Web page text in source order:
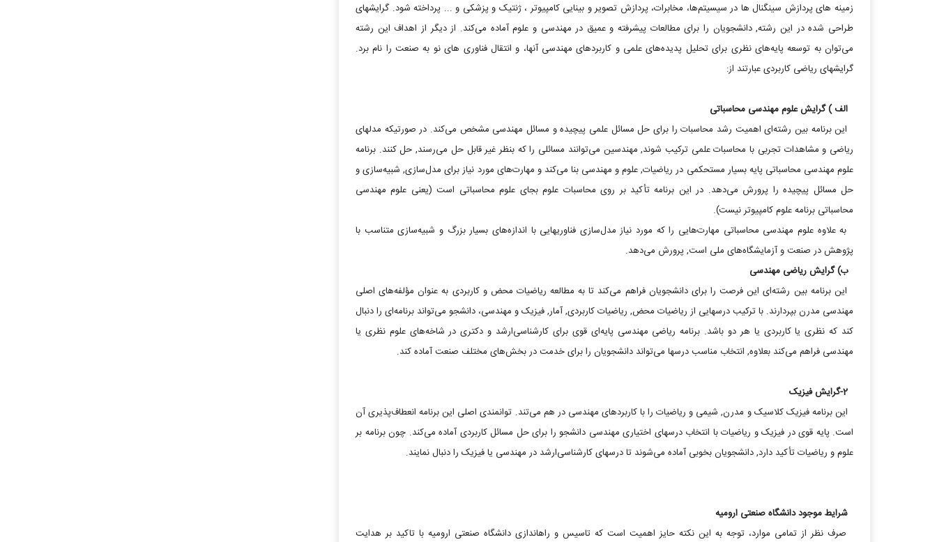
زمینه های پردازش سینگنال ها در سیسیتم‌ها، مخابرات،‌ پردازش تصویر و بینایی کامپیوتر ، ‌ژنتیک و پزشکی و ... پرداخته شود. گرایشهای
طراحی شده در این رشته, دانشجویان را برای مطالعات پیشرفته و عمیق در مهندسی و علوم آماده می‌کند. از دیگر از اهداف این رشته
می‌توان به توسعه پایه‌های نظری برای تحلیل پدیده‌های علمی و کاربردهای مهندسی آنها، و انتقال فناوری های نو به صنعت را نام برد.
گرایشهای ریاضی کاربردی عبارتند از:
الف ) گرایش علوم مهندسی محاسباتی
این برنامه بین رشته‌ای اهمیت رشد محاسبات را برای حل مسائل علمی پیچیده و مسائل مهندسی مشخص می‌کند. در صورتیکه مدلهای
ریاضی و مشاهدات تجربی با محاسبات علمی ترکیب شوند, مهندسین می‌توانند مسائلی را که بنظر غیر قابل حل می‌رسند, حل کنند. برنامه
علوم مهندسی محاسباتی پایه بسیار مستحکمی در ریاضیات, علوم و مهندسی بنا می‌کند و مهارت‌های مورد نیاز برای مدل‌سازی, شبیه‌سازی و
حل مسائل پیچیده را پرورش می‌دهد. در این برنامه تأکید بر روی محاسبات علوم بجای علوم محاسباتی است (یعنی علوم مهندسی
محاسباتی برنامه علوم کامپیوتر نیست).
به علاوه علوم مهندسی محاسباتی مهارت‌هایی را که مورد نیاز مدل‌سازی فناوریهایی با اندازه‌های بسیار بزرگ و شبیه‌سازی متناسب با
پژوهش در صنعت و آزمایشگاه‌های ملی است, پرورش می‌دهد.
ب) گرایش ریاضی مهندسی
این برنامه بین رشته‌ای این فرصت را برای دانشجویان فراهم می‌کند تا به مطالعه ریاضیات محض و کاربردی به عنوان مؤلفه‌های اصلی
مهندسی مدرن بپردارند. با ترکیب درسهایی از ریاضیات محض, ریاضیات کاربردی, آمار, فیزیک و مهندسی، دانشجو می‌تواند برنامه‌ای را دنبال
کند که نظری یا کاربردی یا هر دو باشد. برنامه ریاضی مهندسی پایه‌ای قوی برای کارشناسی‌ارشد و دکتری در شاخه‌های علوم نظری یا
مهندسی فراهم می‌کند بعلاوه, انتخاب مناسب درسها می‌تواند دانشجویان را برای خدمت در بخش‌های مختلف صنعت آماده کند.
این برنامه فیزیک کلاسیک و مدرن, شیمی و ریاضیات را با کاربردهای مهندسی در هم می‌تند. توانمندی اصلی این برنامه انعطاف‌پذیری آن
است. پایه قوی در فیزیک و ریاضیات با انتخاب درسهای اختیاری مهندسی دانشجو را برای حل مسائل کاربردی آماده می‌کند. چون برنامه بر
علوم و ریاضیات تأکید دارد, دانشجویان بخوبی آماده می‌شوند تا درسهای کارشناسی‌ارشد در مهندسی یا فیزیک را دنبال نمایند.
شرایط موجود دانشگاه صنعتی ارومیه
صرف نظر از تمامی موارد، توجه به این نکته حایز اهمیت است که تاسیس و راه­اندازی دانشگاه صنعتی ارومیه با تاکید بر هدایت